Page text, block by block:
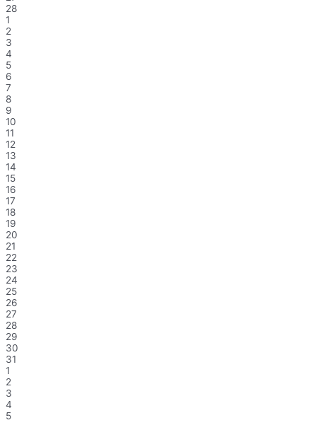
28
1
2
3
4
5
6
7
8
9
10
11
12
13
14
15
16
17
18
19
20
21
22
23
24
25
26
27
28
29
30
31
1
2
3
4
5